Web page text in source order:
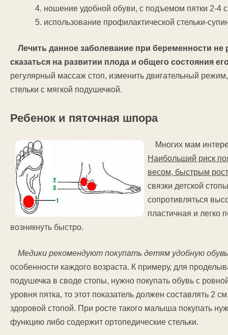
ношение удобной обуви, с подъемом пятки 2-4
использование профилактической стельки-
Лечить данное заболевание при беременности не
сказаться на развитии плода и общего состояния
регулярный массаж стоп, изменить двигательный
стельки с мягкой подушечкой.
Ребенок и пяточная шпора
Многих мам
Наибольший риск
весом, быстрым
связки детской
сопротивляться
пластичная и легко
возникнуть быстро.
Медики рекомендуют покупать детям удобную
особенности каждого возраста. К примеру, для
подушечка в своде стопы, нужно покупать обувь с
уровня пятка, то этот показатель должен составлять 2
здоровой стопой. При росте такого малыша покупать
функцию либо содержит ортопедические стельки.